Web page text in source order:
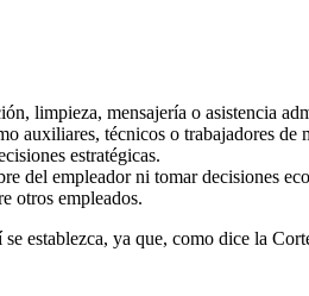
limpieza, mensajería o asistencia
auxiliares, técnicos o trabajadores de
estratégicas.
del empleador ni tomar decisiones
otros empleados.
se establezca, ya que, como dice la